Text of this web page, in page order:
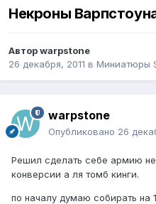
Некроны
Авторwarpstone
26 декабря, 2011 в Миниатюры
warpstone
Опубликовано 26
Решил сделать себе армию
конверсии а ля томб кинги.
по началу думаю собирать